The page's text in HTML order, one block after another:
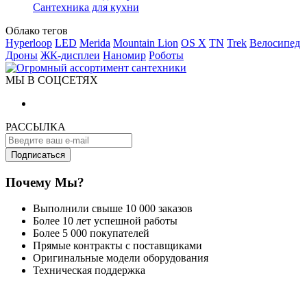
Сантехника для кухни
Облако тегов
Hyperloop LED Merida Mountain Lion OS X TN Trek Велосипед
Дроны ЖК-дисплеи Наномир Роботы
МЫ В СОЦСЕТЯХ
РАССЫЛКА
Подписаться
Почему Мы?
Выполнили свыше 10 000 заказов
Более 10 лет успешной работы
Более 5 000 покупателей
Прямые контракты с поставщиками
Оригинальные модели оборудования
Техническая поддержка